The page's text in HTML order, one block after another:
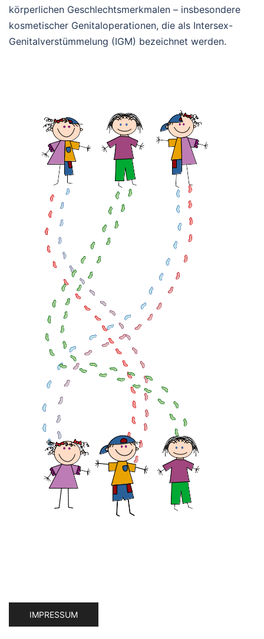
körperlichen Geschlechtsmerkmalen – insbesondere
kosmetischer Genitaloperationen, die als Intersex-
Genitalverstümmelung (IGM) bezeichnet werden.
IMPRESSUM